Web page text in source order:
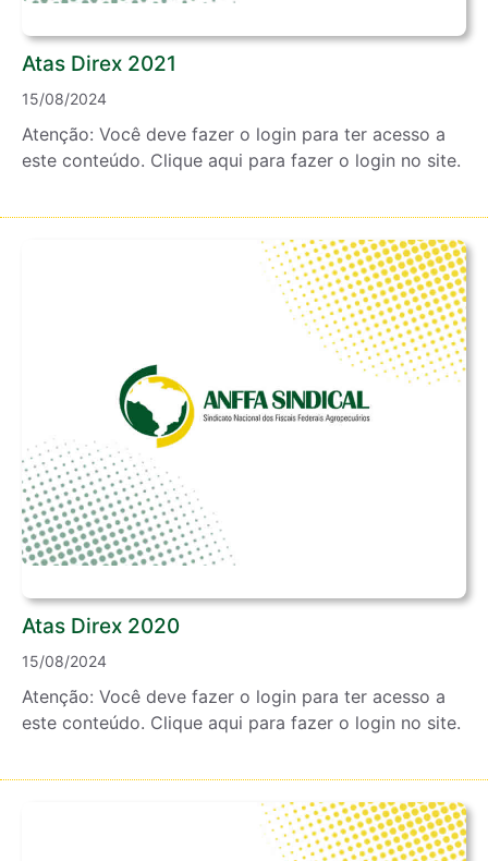
Atas Direx 2021
15/08/2024
Atenção: Você deve fazer o login para ter acesso a
este conteúdo. Clique aqui para fazer o login no site.
Atas Direx 2020
15/08/2024
Atenção: Você deve fazer o login para ter acesso a
este conteúdo. Clique aqui para fazer o login no site.